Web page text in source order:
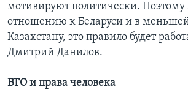
мотивируют политически. Поэтому
отношению к Беларуси и в
Казахстану, это правило будет
Дмитрий Данилов.
ВТО и права человека